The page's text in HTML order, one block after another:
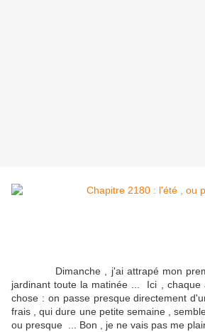
Dimanche , j'ai attrapé mon
jardinant toute la matinée ... Ici , chaque
chose : on passe presque directement
frais , qui dure une petite semaine ,
ou presque ... Bon , je ne vais pas me